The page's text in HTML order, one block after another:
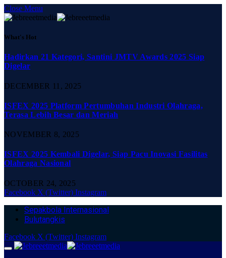
Close Menu
What's Hot
Hadirkan 21 Kategori, Santini JMTV Awards 2025 Siap
Digelar
DECEMBER 11, 2025
ISFEX 2025 Platform Pertumbuhan Industri Olahraga,
Terasa Lebih Besar dan Meriah
NOVEMBER 8, 2025
ISFEX 2025 Kembali Digelar, Siap Pacu Inovasi Fasilitas
Olahraga Nasional
OCTOBER 24, 2025
Facebook X (Twitter) Instagram
Sepakbola Internasional
Bulutangkis
Facebook X (Twitter) Instagram